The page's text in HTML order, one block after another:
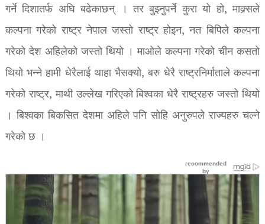
गर्ने दिशातर्फ अघि बढेकाछन् । तर बुझ्नुपर्ने कुरा यो हो, माक्र्सले
कल्पना गरेको राष्ट्र नेपाल जस्तो राष्ट्र होइन, नत बिपिले कल्पना
गरेको देश अहिलेको जस्तो थियो । माओले कल्पना गरेको चीन कसतो
थियो भन्ने हामी धेरैलाई थाहा भैसक्यो, बरु धेरै राष्ट्रनिर्माताले कल्पना
गरेको राष्ट्र, माथी उल्लेख गरिएको बिश्वका धेरै राष्ट्रहरु जस्तो थियो
। बिश्वका बिकसित देशमा अहिले पनि सोहि अनुरुपले राज्यहरु चल्ने
गरेको छ ।